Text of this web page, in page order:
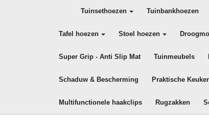
Tuinsethoezen Tuinbankhoezen
Tafel hoezen Stoel hoezen
Super Grip - Anti Slip Mat Tuinmeubels
Schaduw & Bescherming Praktische
Multifunctionele haakclips Rugzakken